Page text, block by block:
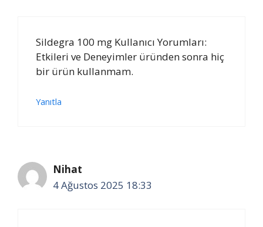
Sildegra 100 mg Kullanıcı Yorumları:
Etkileri ve Deneyimler üründen sonra hiç
bir ürün kullanmam.
Yanıtla
Nihat
4 Ağustos 2025 18:33